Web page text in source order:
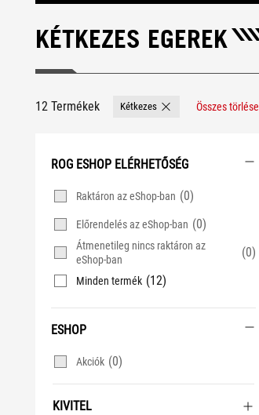
KÉTKEZES EGEREK
12 Termékek Kétkezes Remove Kétkezes
Összes törlése
ROG ESHOP ELÉRHETŐSÉG
Raktáron az eShop-ban (0)
Előrendelés az eShop-ban (0)
Átmenetileg nincs raktáron az
eShop-ban
(0)
Minden termék (12)
ESHOP
Akciók (0)
KIVITEL